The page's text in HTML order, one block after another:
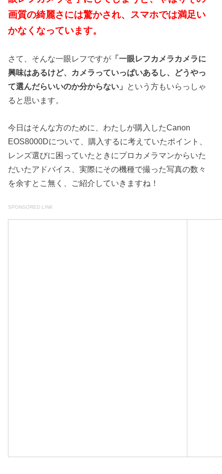
画質の綺麗さには驚かされ、スマホでは満足い
かなくなっています。
さて、そんな一眼レフですが 「一眼レフカメラカメラに
興味はあるけど、カメラっていっぱいあるし、どうやっ
て選んだらいいのか分からない」 という方もいらっしゃ
ると思います。
今日はそんな方のために、わたしが購入したCanon
EOS8000Dについて、購入するに考えていたポイント、
レンズ選びに困っていたときにプロカメラマンからいた
だいたアドバイス、実際にその機種で撮った写真の数々
を余すとこ無く、ご紹介していきますね！
SPONSORED LINK